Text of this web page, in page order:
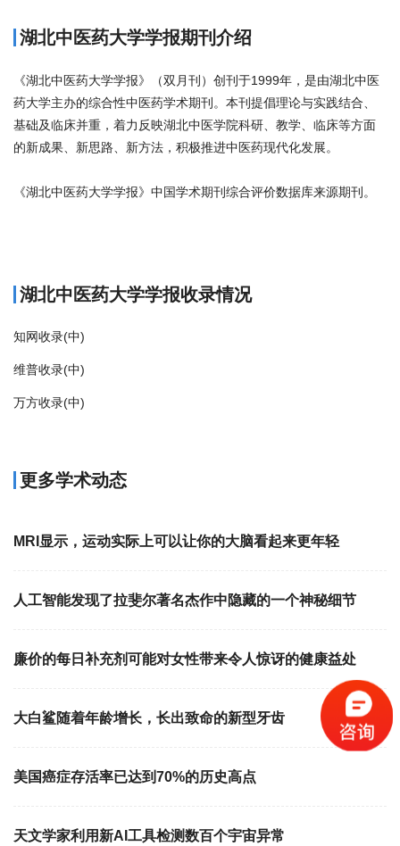
湖北中医药大学学报期刊介绍
《湖北中医药大学学报》（双月刊）创刊于1999年，是由湖北中医
药大学主办的综合性中医药学术期刊。本刊提倡理论与实践结合、
基础及临床并重，着力反映湖北中医学院科研、教学、临床等方面
的新成果、新思路、新方法，积极推进中医药现代化发展。
《湖北中医药大学学报》中国学术期刊综合评价数据库来源期刊。
湖北中医药大学学报收录情况
知网收录(中)
维普收录(中)
万方收录(中)
更多学术动态
MRI显示，运动实际上可以让你的大脑看起来更年轻
人工智能发现了拉斐尔著名杰作中隐藏的一个神秘细节
廉价的每日补充剂可能对女性带来令人惊讶的健康益处
大白鲨随着年龄增长，长出致命的新型牙齿
美国癌症存活率已达到70%的历史高点
天文学家利用新AI工具检测数百个宇宙异常